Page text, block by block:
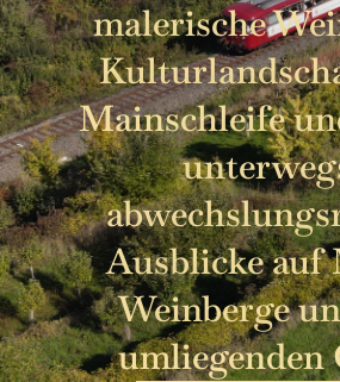
malerische
Mainschleife
Ausblicke auf
Weinberge
umliegenden